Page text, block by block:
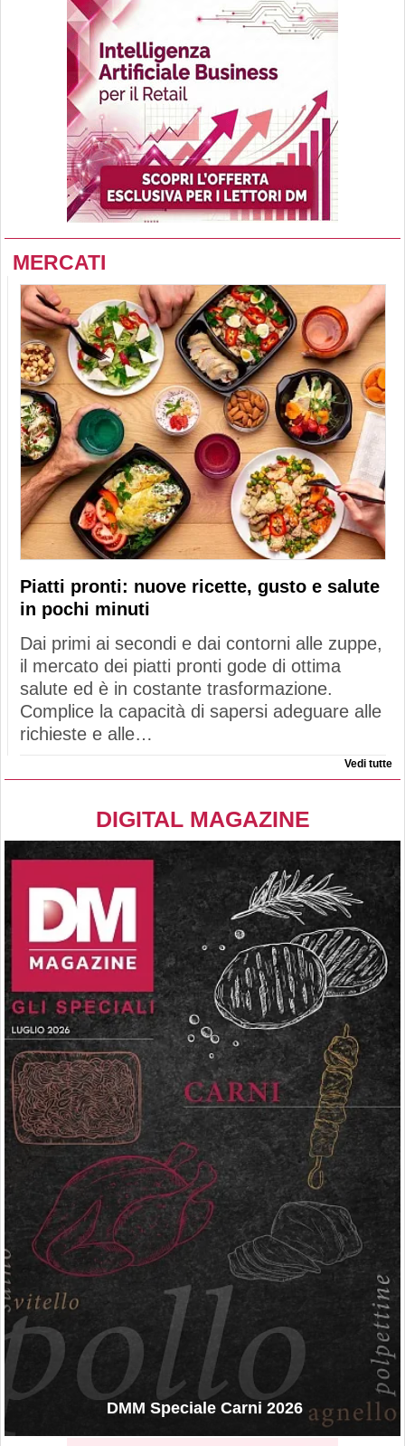
MERCATI
Piatti pronti: nuove ricette, gusto e salute
in pochi minuti
Dai primi ai secondi e dai contorni alle zuppe,
il mercato dei piatti pronti gode di ottima
salute ed è in costante trasformazione.
Complice la capacità di sapersi adeguare alle
richieste e alle…
Vedi tutte
DIGITAL MAGAZINE
DMM Speciale Carni 2026